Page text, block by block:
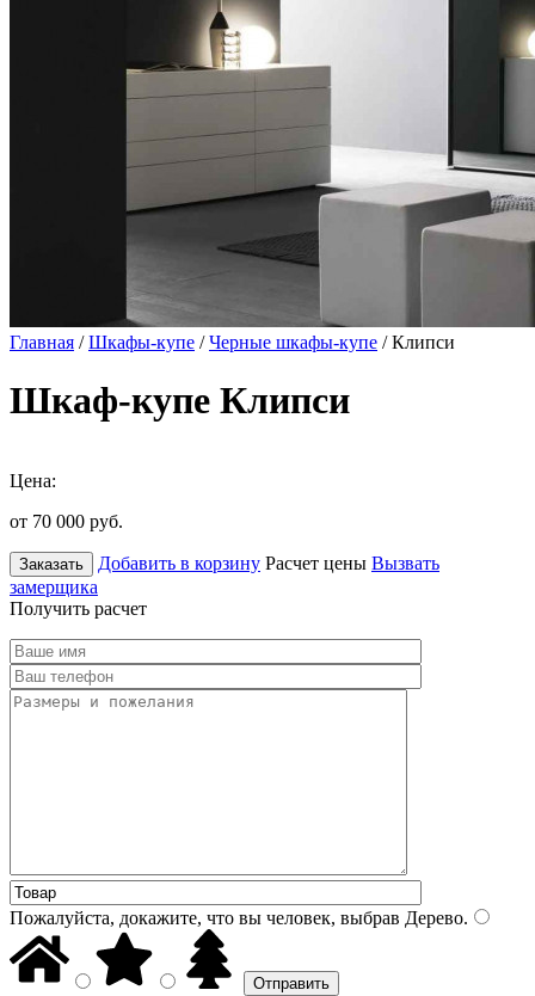
Главная /Шкафы-купе /Черные шкафы-купе / Клипси
Шкаф-купе Клипси
Цена:
от 70 000 руб.
Заказать Добавить в корзину Расчет цены Вызвать
замерщика
Получить расчет
Пожалуйста, докажите, что вы человек, выбрав Дерево.